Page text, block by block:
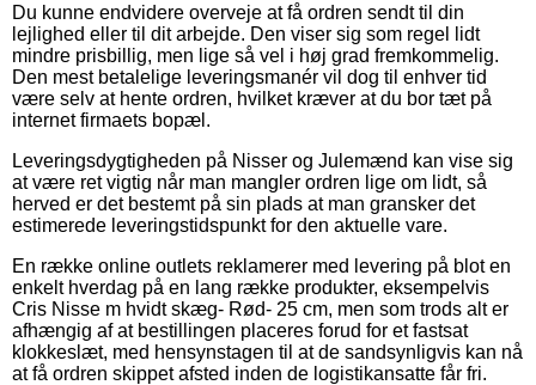
Du kunne endvidere overveje at få ordren sendt til din
lejlighed eller til dit arbejde. Den viser sig som regel lidt
mindre prisbillig, men lige så vel i høj grad fremkommelig.
Den mest betalelige leveringsmanér vil dog til enhver tid
være selv at hente ordren, hvilket kræver at du bor tæt på
internet firmaets bopæl.
Leveringsdygtigheden på Nisser og Julemænd kan vise sig
at være ret vigtig når man mangler ordren lige om lidt, så
herved er det bestemt på sin plads at man gransker det
estimerede leveringstidspunkt for den aktuelle vare.
En række online outlets reklamerer med levering på blot en
enkelt hverdag på en lang række produkter, eksempelvis
Cris Nisse m hvidt skæg- Rød- 25 cm, men som trods alt er
afhængig af at bestillingen placeres forud for et fastsat
klokkeslæt, med hensynstagen til at de sandsynligvis kan nå
at få ordren skippet afsted inden de logistikansatte får fri.